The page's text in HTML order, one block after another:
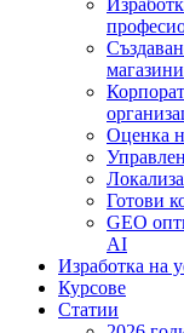
магазини
Оценка
Готови
GEO
AI
Изработка на
Курсове
Статии